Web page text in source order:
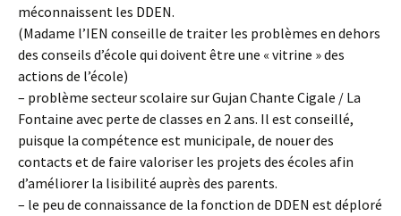
méconnaissent les DDEN.
(Madame l’IEN conseille de traiter les problèmes en dehors
des conseils d’école qui doivent être une « vitrine » des
actions de l’école)
– problème secteur scolaire sur Gujan Chante Cigale / La
Fontaine avec perte de classes en 2 ans. Il est conseillé,
puisque la compétence est municipale, de nouer des
contacts et de faire valoriser les projets des écoles afin
d’améliorer la lisibilité auprès des parents.
– le peu de connaissance de la fonction de DDEN est déploré